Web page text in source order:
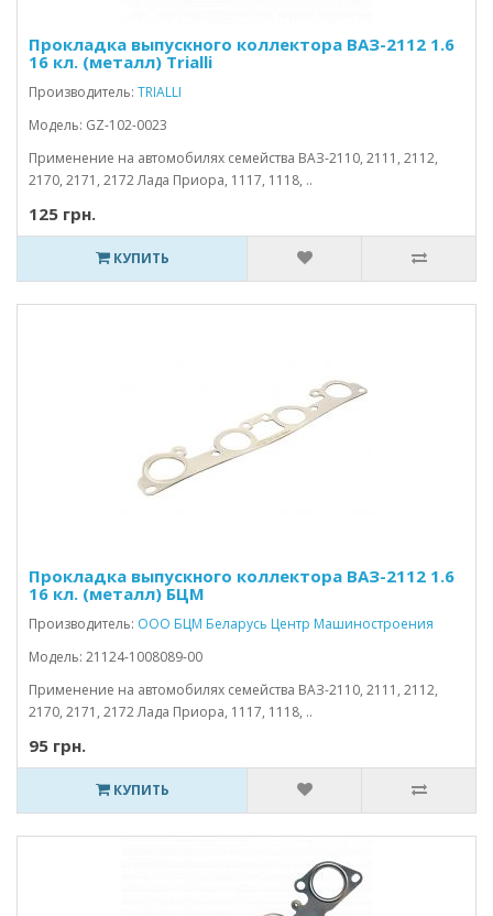
Прокладка выпускного коллектора ВАЗ-2112 1.6
16 кл. (металл) Trialli
Производитель: TRIALLI
Модель: GZ-102-0023
Применение на автомобилях семейства ВАЗ-2110, 2111, 2112,
2170, 2171, 2172 Лада Приора, 1117, 1118, ..
125 грн.
КУПИТЬ
Прокладка выпускного коллектора ВАЗ-2112 1.6
16 кл. (металл) БЦМ
Производитель: ООО БЦМ Беларусь Центр Машиностроения
Модель: 21124-1008089-00
Применение на автомобилях семейства ВАЗ-2110, 2111, 2112,
2170, 2171, 2172 Лада Приора, 1117, 1118, ..
95 грн.
КУПИТЬ